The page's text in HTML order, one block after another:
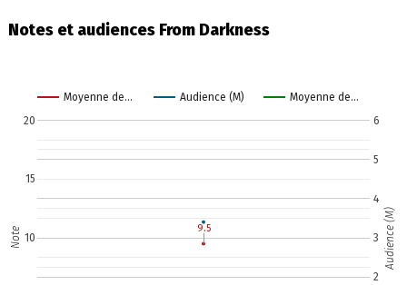
Notes et audiences From Darkness
Moyenne de… Audience (M) Moyenne de…
10
15
20
2
3
4
5
6
9.5
9.5
Note Audience (M)